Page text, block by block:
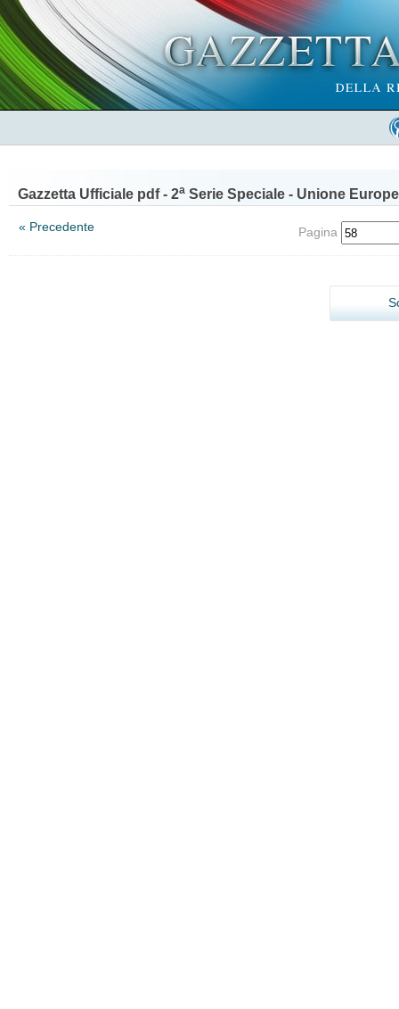
Gazzetta Ufficiale pdf - 2a Serie Speciale - Unione
« Precedente Pagina